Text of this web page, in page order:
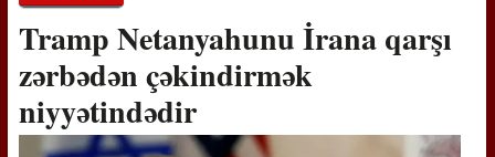
Tramp Netanyahunu İrana qarşı
zərbədən çəkindirmək
niyyətindədir